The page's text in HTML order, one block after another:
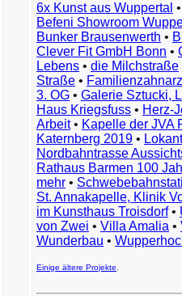
6x Kunst aus Wuppertal •
Befeni Showroom
Bunker Brausenwerth •
Clever Fit GmbH Bonn •
Lebens • die Milchstraße
Straße •
3. OG • Galerie Sztucki,
Haus Kriegsfuss • Herz-
Arbeit• Kapelle der JVA
Katernberg 2019 •
Nordbahntrasse
Rathaus Barmen 100
mehr •
St. Annakapelle, Klinik
im Kunsthaus Troisdorf•
von Zwei • Villa Amalia •
Wunderbau •
Einige ältere Projekte